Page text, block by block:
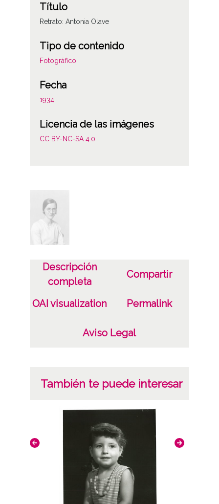
Título
Retrato: Antonia Olave
Tipo de contenido
Fotográfico
Fecha
1934
Licencia de las imágenes
CC BY-NC-SA 4.0
Descripción
completa
Compartir
OAI visualization Permalink
Aviso Legal
También te puede interesar